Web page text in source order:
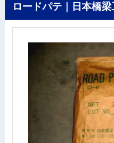
ロードパテ｜日本橋